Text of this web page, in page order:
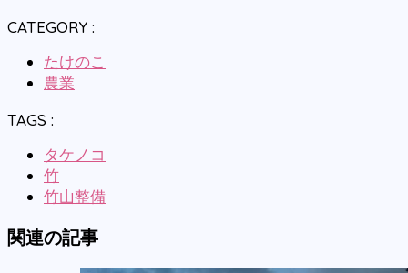
CATEGORY :
たけのこ
農業
TAGS :
タケノコ
竹
竹山整備
関連の記事